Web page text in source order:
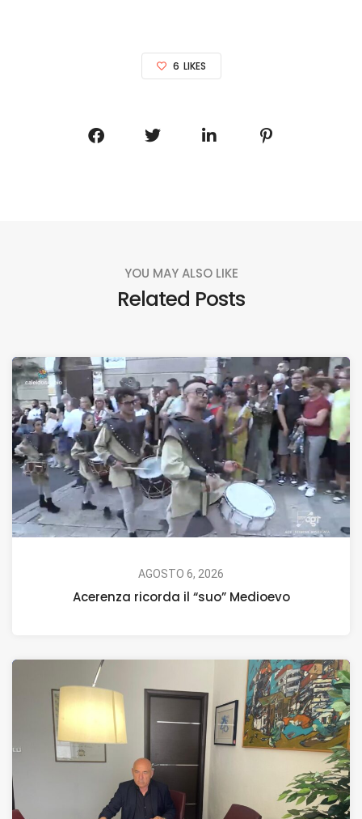
6 LIKES
YOU MAY ALSO LIKE
Related Posts
AGOSTO 6, 2026
Acerenza ricorda il “suo” Medioevo